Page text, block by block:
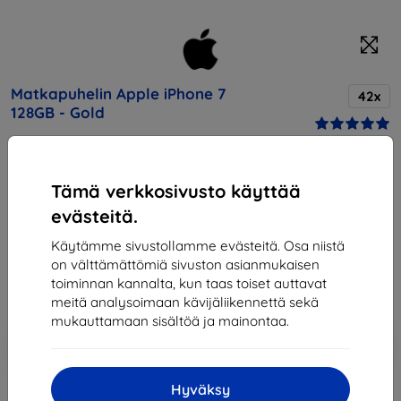
Tämä verkkosivusto käyttää
evästeitä.
Käytämme sivustollamme evästeitä. Osa niistä
on välttämättömiä sivuston asianmukaisen
toiminnan kannalta, kun taas toiset auttavat
meitä analysoimaan kävijäliikennettä sekä
mukauttamaan sisältöä ja mainontaa.
Hyväksy
Matkapuhelin Apple iPhone 7
128GB - Gold
42x
lisävarusteista!
727,90 €
655,11 €